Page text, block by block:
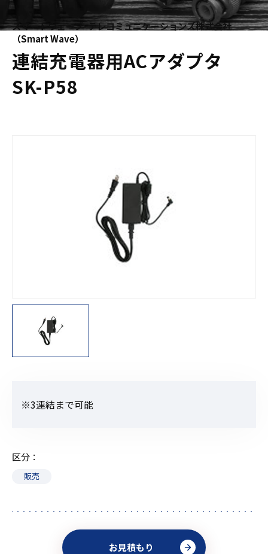
スマートウェーブ･テレコミュニケーションズ株式会社
（Smart Wave）
連結充電器用ACアダプタ
SK-P58
※3連結まで可能
区分
販売
お見積もり